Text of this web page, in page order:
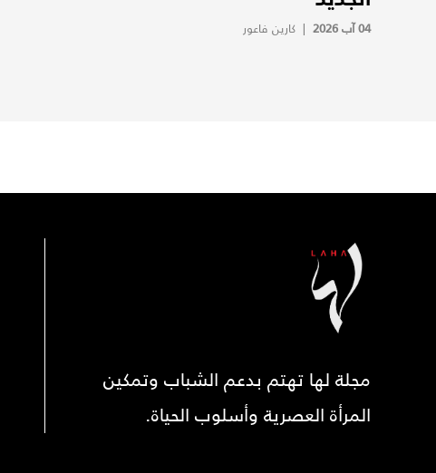
04 آب 2026 | كارين فاعور
مجلة لها تهتم بدعم الشباب وتمكين
المرأة العصرية وأسلوب الحياة.